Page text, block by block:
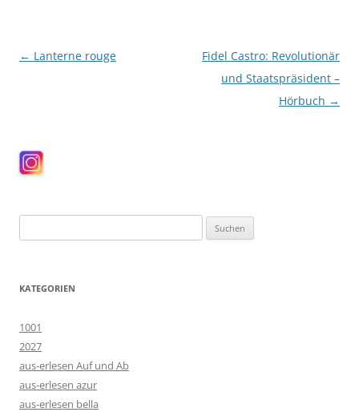
Beitragsnavigation
← Lanterne rouge
Fidel Castro: Revolutionär
und Staatspräsident –
Hörbuch →
nach:
KATEGORIEN
1001
2027
aus-erlesen Auf und Ab
aus-erlesen azur
aus-erlesen bella